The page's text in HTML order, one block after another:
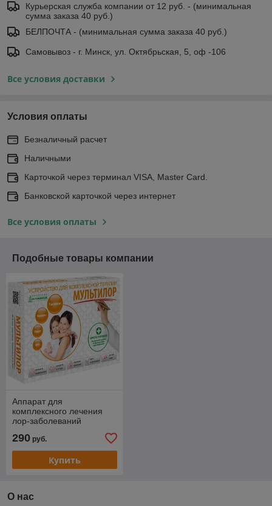
Курьерская служба компании от 12 руб. - (минимальная
сумма заказа 40 руб.)
БЕЛПОЧТА - (минимальная сумма заказа 40 руб.)
Самовывоз - г. Минск, ул. Октябрьская, 5, оф -106
Все условия доставки
Условия оплаты
Безналичный расчет
Наличными
Карточкой через терминал VISA, Master Card.
Банковской карточкой через интернет
Все условия оплаты
Подобные товары компании
Аппарат для
комплексного лечения
лор-заболеваний
МУЛЬТИЛОР (вариант 3)
290 руб.
Купить
О нас